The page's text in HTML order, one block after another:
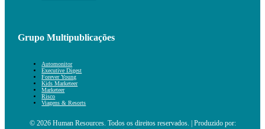
Grupo Multipublicações
Automonitor
Executive Digest
Forever Young
Kids Marketeer
Marketeer
Risco
Viagens & Resorts
© 2026 Human Resources. Todos os direitos reservados. | Produzido por: